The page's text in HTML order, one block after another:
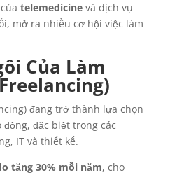
telemedicinevà dịch vụ
mở ra nhiều cơ hội việc làm
Của Làm
đang trở thành lựa chọn
đặc biệt trong các
IT và thiết kế.
tăng 30% mỗi năm, cho